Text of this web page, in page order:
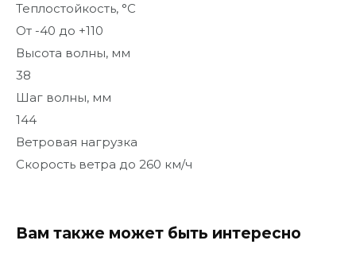
Теплостойкость, °С
От -40 до +110
Высота волны, мм
38
Шаг волны, мм
144
Ветровая нагрузка
Скорость ветра до 260 км/ч
Вам также может быть интересно